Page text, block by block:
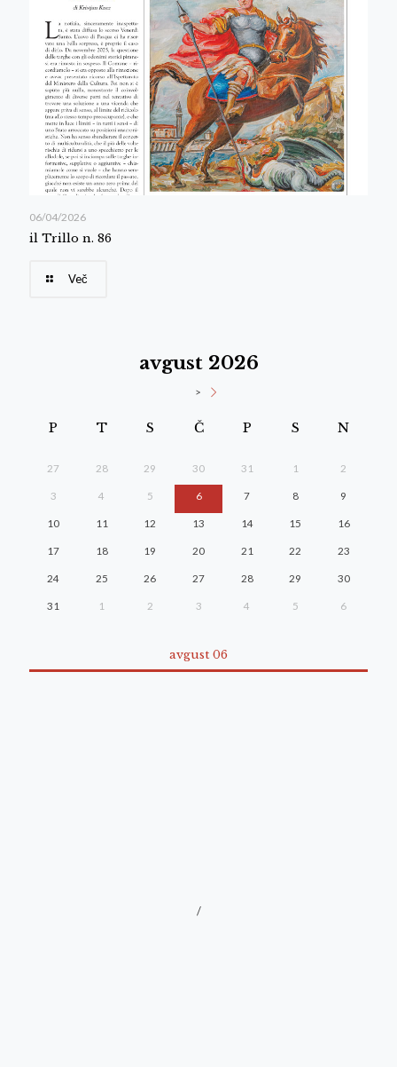
06/04/2026
il Trillo n. 86
Več
avgust 2026
>
P T S Č P S N
27 28 29 30 31 1 2
3 4 5 6 7 8 9
10 11 12 13 14 15 16
17 18 19 20 21 22 23
24 25 26 27 28 29 30
31 1 2 3 4 5 6
avgust 06
/